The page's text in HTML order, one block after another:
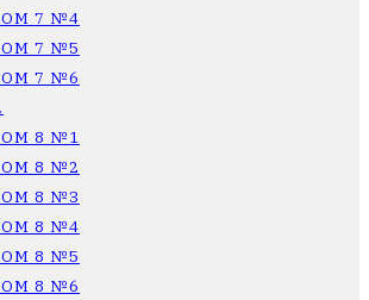
7 №4
7 №5
7 №6
8 №1
8 №2
8 №3
8 №4
8 №5
8 №6